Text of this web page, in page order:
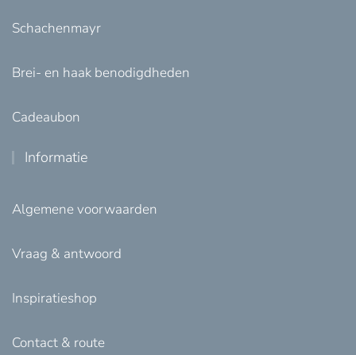
Schachenmayr
Brei- en haak benodigdheden
Cadeaubon
Informatie
Algemene voorwaarden
Vraag & antwoord
Inspiratieshop
Contact & route